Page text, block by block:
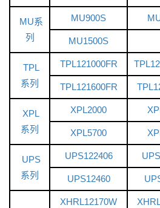
MU系
列
MU900S
MU1500S
TPL
系列
TPL121000FR
TPL121600FR
XPL
系列
XPL2000
XPL5700
UPS
系列
UPS122406
UPS12460
XHRL12170W